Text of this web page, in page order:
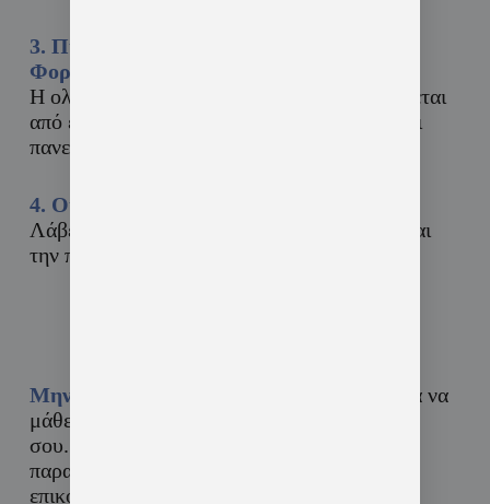
3. Πιστοποίηση από Αναγνωρισμένους
Φορείς:
Η ολοκλήρωση του προγράμματος συνοδεύεται
από επίσημη πιστοποίηση που αναγνωρίζεται
πανευρωπαϊκά.
4. Οικονομική Υποστήριξη:
Λάβε έως 1.000€ επιδότηση για τον χρόνο και
την προσπάθειά σου.
Μην περιμένεις!
Επικοινώνησε μαζί μας για να
μάθεις πώς μπορείς να εξασφαλίσεις τη θέση
σου. Συμπλήρωσε τη φόρμα επικοινωνίας
παρακάτω και ένας εκπρόσωπός μας θα
επικοινωνήσει μαζί σου άμεσα.